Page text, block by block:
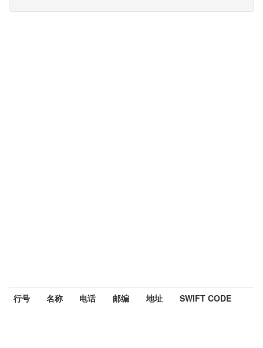
行号 名称 电话 邮编 地址 SWIFT CODE